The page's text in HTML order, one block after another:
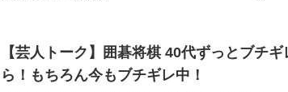
【芸人トーク】囲碁将棋 40代ずっとブチ
ら！もちろん今もブチギレ中！